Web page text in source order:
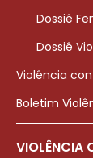
Dossiê
Dossiê
Violência
Boletim
VIOLÊNCIA